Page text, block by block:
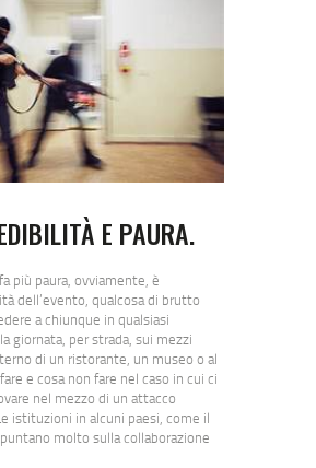
E PAURA.
più paura, ovviamente, è
dell’evento, qualcosa di brutto
a chiunque in qualsiasi
giornata, per strada, sui mezzi
di un ristorante, un museo o al
e cosa non fare nel caso in cui ci
nel mezzo di un attacco
istituzioni in alcuni paesi, come il
molto sulla collaborazione